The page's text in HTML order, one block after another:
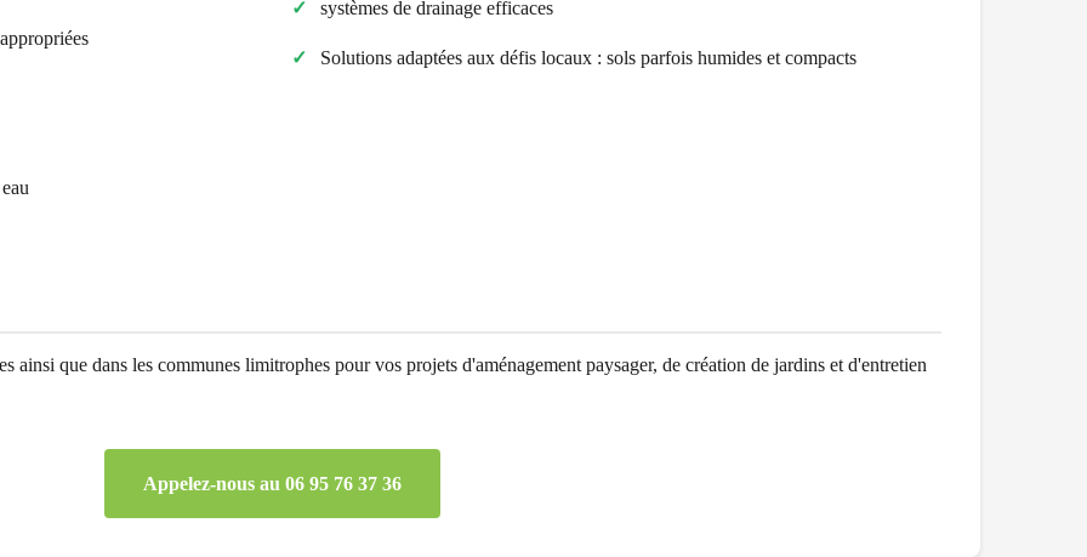
systèmes de drainage efficaces
Solutions adaptées aux défis locaux : sols parfois humides et compacts
ainsi que dans les communes limitrophes pour vos projets d'aménagement paysager, de création de jardins et d'entretien
Appelez-nous au 06 95 76 37 36